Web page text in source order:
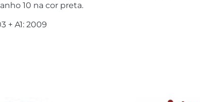
10 na cor preta.
+ A1: 2009